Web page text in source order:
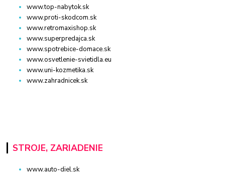
www.top-nabytok.sk
www.proti-skodcom.sk
www.retromaxishop.sk
www.superpredajca.sk
www.spotrebice-domace.sk
www.osvetlenie-svietidla.eu
www.uni-kozmetika.sk
www.zahradnicek.sk
STROJE, ZARIADENIE
www.auto-diel.sk